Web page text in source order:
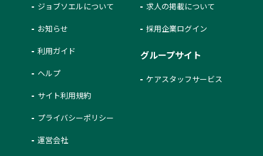
ジョブソエルについて
お知らせ
利用ガイド
ヘルプ
サイト利用規約
プライバシーポリシー
運営会社
求人の掲載について
採用企業ログイン
グループサイト
ケアスタッフサービス